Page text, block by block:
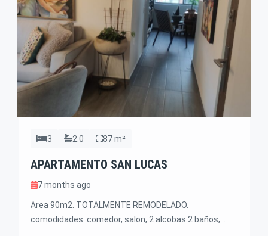
3 2.0 87 m²
APARTAMENTO SAN LUCAS
7 months ago
Area 90m2. TOTALMENTE REMODELADO.
comodidades: comedor, salon, 2 alcobas 2 baños,